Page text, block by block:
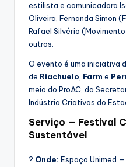
estilista e comunicadora
Oliveira, Fernanda Simon
Rafael Silvério
outros.
O evento é uma iniciativa
de Riachuelo Farm e
meio do ProAC, da
Indústria Criativas do
Serviço — Festival
Sustentável
? Onde: Espaço Unimed —